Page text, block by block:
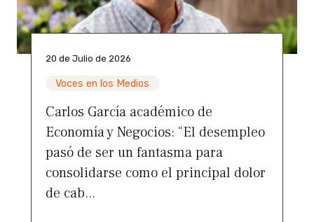
20 de Julio de 2026
Voces en los Medios
Carlos García académico de
Economía y Negocios: “El desempleo
pasó de ser un fantasma para
consolidarse como el principal dolor
de cab...